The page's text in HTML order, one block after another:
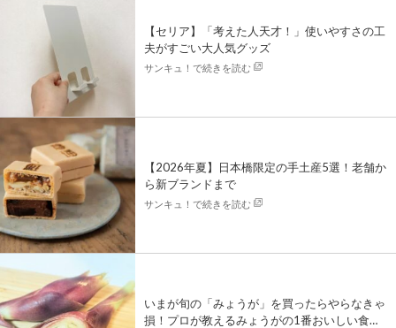
【セリア】「考えた人天才！」使いやすさの工
夫がすごい大人気グッズ
サンキュ！で続きを読む
【2026年夏】日本橋限定の手土産5選！老舗か
ら新ブランドまで
サンキュ！で続きを読む
いまが旬の「みょうが」を買ったらやらなきゃ
損！プロが教えるみょうがの1番おいしい食べ